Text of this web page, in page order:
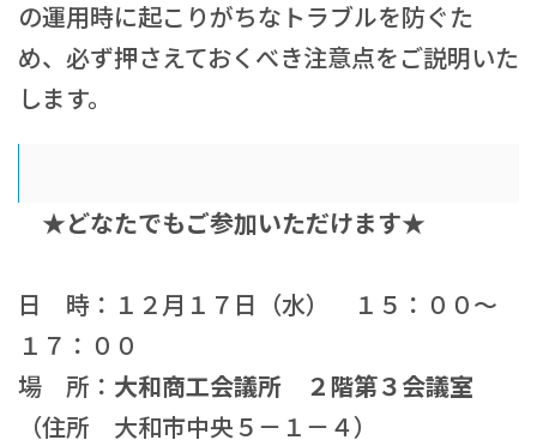
の運用時に起こりがちなトラブルを防ぐた
め、必ず押さえておくべき注意点をご説明いた
します。
★どなたでもご参加いただけます★
日 時：１２月１７日（水） １５：００～
１７：００
場 所： 大和商工会議所 ２階第３会議室
（住所 大和市中央５－１－４）